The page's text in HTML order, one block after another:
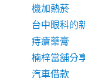
機加熱菸
台中眼科的
痔瘡藥膏
楠梓當舖分
汽車借款